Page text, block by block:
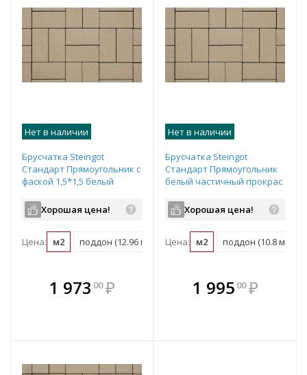
Нет в наличии
Брусчатка Steingot
Стандарт Прямоугольник с
фаской 1,5*1,5 белый
200х100х60 мм
Хорошая цена!
Цена: м2 поддон (12.96 м2)
1 973 00 ₽
В комплекте
всегда выгоднее!
Нет в наличии
Брусчатка Steingot
Стандарт Прямоугольник
белый частичный прокрас
Хорошая цена!
Цена: м2 поддон (10.8 м2)
В комплекте
всегда выгоднее!
1 995 00 ₽